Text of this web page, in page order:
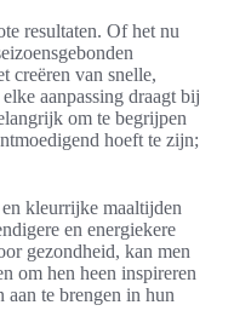
resultaten. Of het nu
creëren van snelle,
aanpassing draagt bij
om te begrijpen
hoeft te zijn;
kleurrijke maaltijden
en energiekere
gezondheid, kan men
om hen heen inspireren
aan te brengen in hun